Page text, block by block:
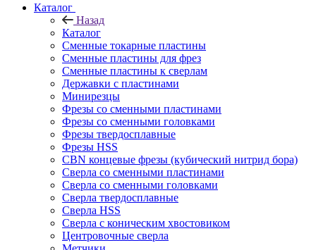
Каталог
Назад
Каталог
Сменные токарные пластины
Сменные пластины для фрез
Сменные пластины к сверлам
Державки с пластинами
Минирезцы
Фрезы со сменными пластинами
Фрезы со сменными головками
Фрезы твердосплавные
Фрезы HSS
CBN концевые фрезы (кубический нитрид бора)
Сверла со сменными пластинами
Сверла со сменными головками
Сверла твердосплавные
Сверла HSS
Сверла с коническим хвостовиком
Центровочные сверла